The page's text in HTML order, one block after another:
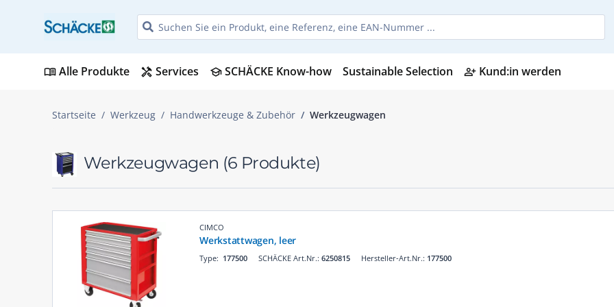
menu_bookAlle Produkte handyman Services schoolSCHÄCKE Know-how Sustainable Selection person_add_alt Kund:in werden
Startseite Werkzeug Handwerkzeuge & Zubehör Werkzeugwagen
Werkzeugwagen (6 Produkte)
CIMCO
Werkstattwagen, leer
SCHÄCKE Art.Nr.: 6250815
Type: 177500 Hersteller-Art.Nr.: 177500